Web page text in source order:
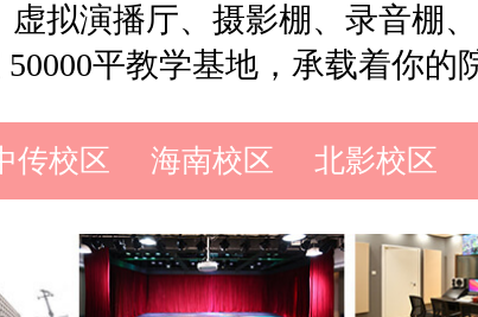
虚拟演播厅、摄影棚、录音棚
平教学基地，承载着你的
传校区 海南校区 北影校区